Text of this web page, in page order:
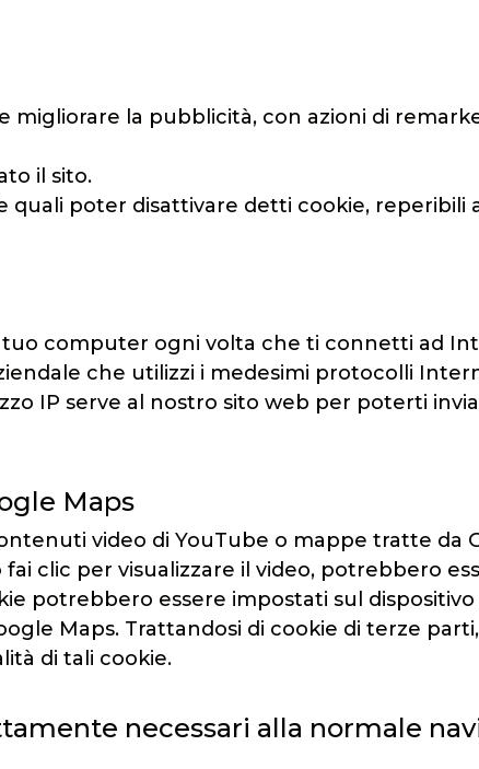
migliorare la pubblicità, con azioni di
il sito.
quali poter disattivare detti cookie, reperibili
computer ogni volta che ti connetti ad
che utilizzi i medesimi protocolli
IP serve al nostro sito web per poterti
Maps
video di YouTube o mappe tratte da
clic per visualizzare il video, potrebbero
potrebbero essere impostati sul
Maps. Trattandosi di cookie di terze
di tali cookie.
necessari alla normale